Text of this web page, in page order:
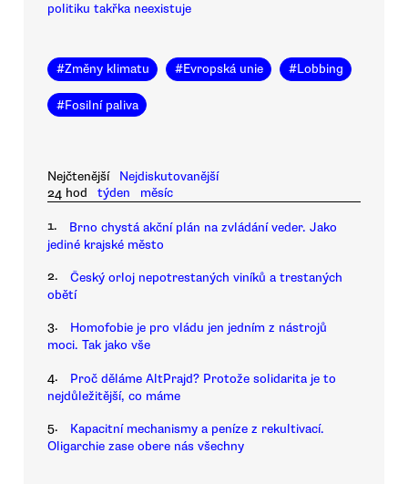
politiku takřka neexistuje
#Změny klimatu #Evropská unie #Lobbing
#Fosilní paliva
Nejčtenější
Nejdiskutovanější
24 hod
týden měsíc
1.
Brno chystá akční plán na zvládání veder. Jako
jediné krajské město
2.
Český orloj nepotrestaných viníků a trestaných
obětí
3.
Homofobie je pro vládu jen jedním z nástrojů
moci. Tak jako vše
4.
Proč děláme AltPrajd? Protože solidarita je to
nejdůležitější, co máme
5.
Kapacitní mechanismy a peníze z rekultivací.
Oligarchie zase obere nás všechny